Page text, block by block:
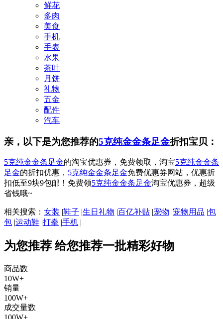
鲜花
多肉
美食
手机
手表
水果
茶叶
月饼
礼物
五金
配件
汽车
亲，以下是为您推荐的5克纯金金条足金折扣宝贝：
5克纯金金条足金的淘宝优惠券，免费领取，淘宝5克纯金金条
足金的折扣优惠， 5克纯金金条足金免费优惠券网站，优惠折
扣低至9块9包邮！免费领5克纯金金条足金淘宝优惠券，超级
省钱哦~
相关搜索： 女装 |鞋子 |生日礼物 |百亿补贴 |宠物 |宠物用品 |包
包 |运动鞋 |打拳 |手机 |
为您推荐 给您推荐一批精彩好物
商品数
10W+
销量
100W+
成交量数